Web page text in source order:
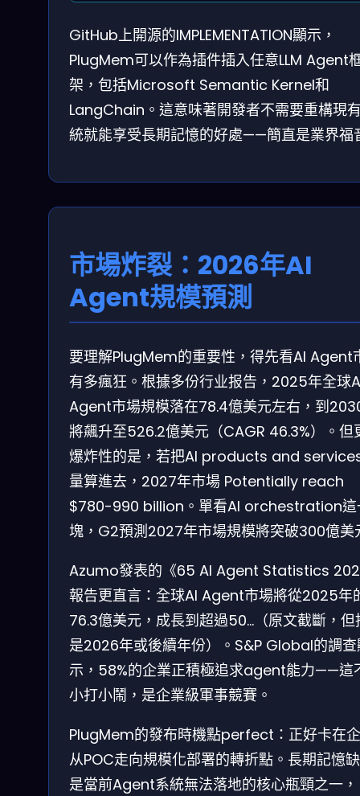
GitHub上開源的IMPLEMENTATION顯示，
PlugMem可以作為插件插入任意LLM Agent
架，包括Microsoft Semantic Kernel和
LangChain。這意味著開發者不需要重構現
統就能享受長期記憶的好處——簡直是業界福
市場炸裂：2026年AI
Agent規模預測
要理解PlugMem的重要性，得先看AI Agent
有多瘋狂。根據多份行业报告，2025年全球
Agent市場規模落在78.4億美元左右，到
將飆升至526.2億美元（CAGR 46.3%）。但
爆炸性的是，若把AI products and
量算進去，2027年市場 Potentially reach
$780-990 billion。單看AI orchestration這
塊，G2預測2027年市場規模將突破300億美
Azumo發表的《65 AI Agent Statistics
報告更直言：全球AI Agent市場將從2025年
76.3億美元，成長到超過50…（原文截斷，但
是2026年或後續年份）。S&P Global的調
示，58%的企業正積極追求agent能力——這
小打小鬧，是企業級軍事競賽。
PlugMem的發布時機點perfect：正好卡在
从POC走向規模化部署的轉折點。長期記憶
是當前Agent系統無法落地的核心瓶頸之一，